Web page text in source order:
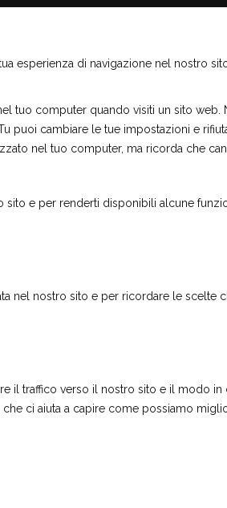
esperienza di navigazione nel nostro
tuo computer quando visiti un sito
puoi cambiare le tue impostazioni e
nel tuo computer, ma ricorda che
e per renderti disponibili alcune
nel nostro sito e per ricordare le
il traffico verso il nostro sito e il modo
ci aiuta a capire come possiamo